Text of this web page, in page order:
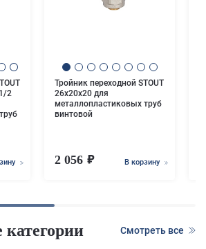
2
Тройник переходной STOUT
26х20х20 для
металлопластиковых труб
винтовой
2 056 В корзину
Смотреть все